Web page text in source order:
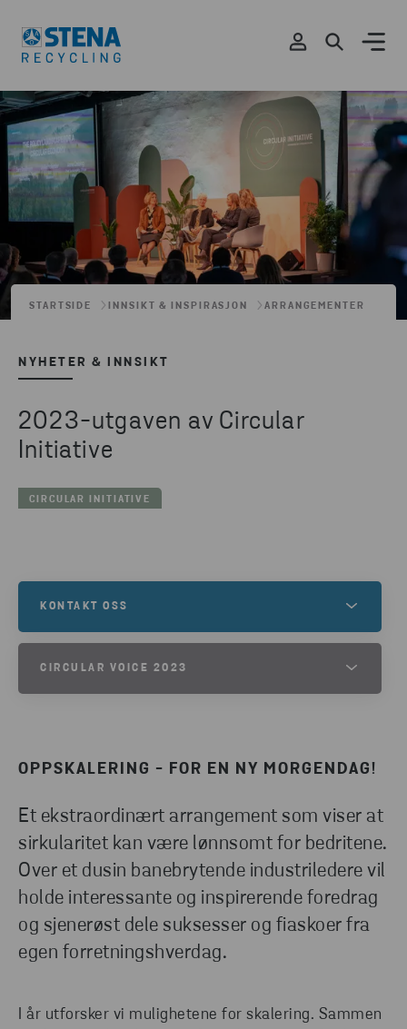
STARTSIDE INNSIKT & INSPIRASJON ARRANGEMENTER
NYHETER & INNSIKT
2023-utgaven av Circular
Initiative
CIRCULAR INITIATIVE
OPPSKALERING - FOR EN NY MORGENDAG!
Et ekstraordinært arrangement som viser at
sirkularitet kan være lønnsomt for bedritene.
Over et dusin banebrytende industriledere vil
holde interessante og inspirerende foredrag
og sjenerøst dele suksesser og fiaskoer fra
egen forretningshverdag.
I år utforsker vi mulighetene for skalering. Sammen
KONTAKT OSS
TA KONTAKT
CIRCULAR VOICE 2023